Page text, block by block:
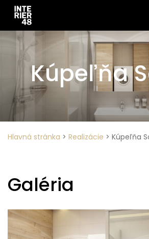
Kúpeľňa
Hlavná stránka > Realizácie > Kúpeľňa
Galéria